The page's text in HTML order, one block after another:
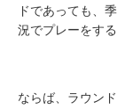
ドであっても、
況でプレーをする
ならば、ラウン